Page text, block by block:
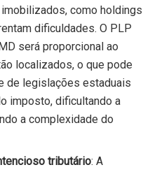
como holdings
dificuldades. O PLP
será proporcional ao
localizados, o que pode
de legislações estaduais
imposto, dificultando a
a complexidade do
tributário: A